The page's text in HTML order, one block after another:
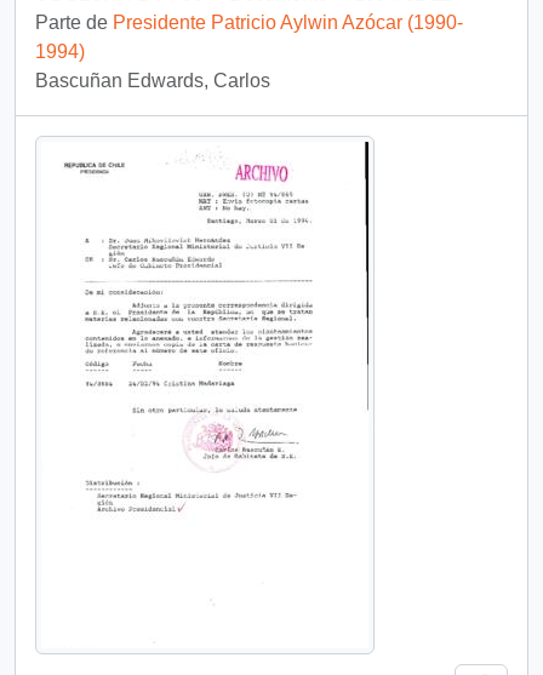
Parte de Presidente Patricio Aylwin Azócar (1990-
1994)
Bascuñan Edwards, Carlos